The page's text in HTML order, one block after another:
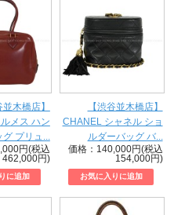
並木橋店】
メス ハン
グ プリュ...
円(税込
462,000円)
【渋谷並木橋店】
CHANEL シャネル ショ
ルダーバッグ バ...
価格：140,000円(税込
154,000円)